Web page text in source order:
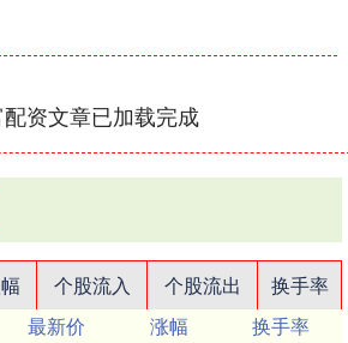
资文章已加载完成
个股流入 个股流出
换手率
最新价 涨幅
换手率